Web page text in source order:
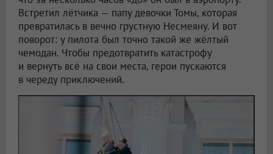
Встретил лётчика — папу девочки Томы, которая
превратилась в вечно грустную Несмеяну. И вот
поворот: у пилота был точно такой же жёлтый
чемодан. Чтобы предотвратить катастрофу
и вернуть всё на свои места, герои пускаются
в череду приключений.